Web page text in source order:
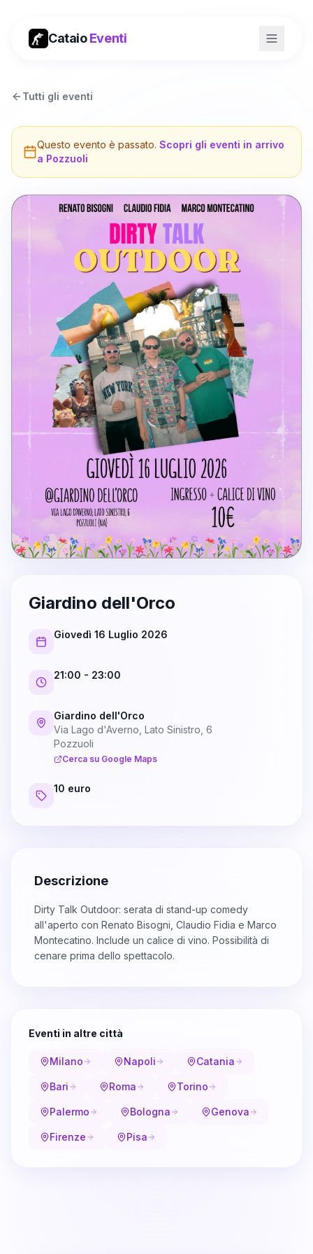
CataioEventi
Tutti gli eventi
Questo evento è passato. Scopri gli eventi in arrivo
a Pozzuoli
Giardino dell'Orco
Giovedì 16 Luglio 2026
21:00 - 23:00
Giardino dell'Orco
Via Lago d'Averno, Lato Sinistro, 6
Pozzuoli
Cerca su Google Maps
10 euro
Descrizione
Dirty Talk Outdoor: serata di stand-up comedy
all'aperto con Renato Bisogni, Claudio Fidia e Marco
Montecatino. Include un calice di vino. Possibilità di
cenare prima dello spettacolo.
Eventi in altre città
Milano Napoli Catania
Bari Roma Torino
Palermo Bologna Genova
Firenze Pisa